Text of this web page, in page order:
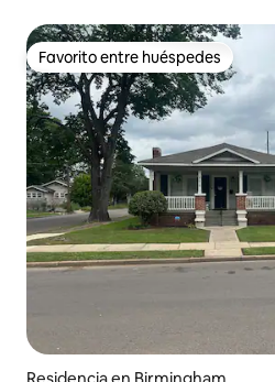
Favorito entre huéspedes
Favorito entre huéspedes